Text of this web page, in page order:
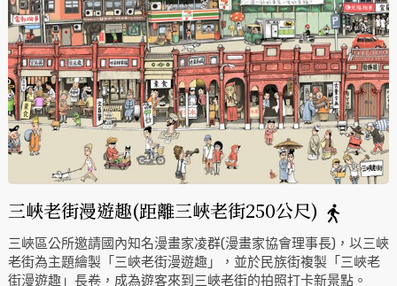
三峽老街漫遊趣(距離三峽老街250公尺)
三峽區公所邀請國內知名漫畫家凌群(漫畫家協會理事長)，以三峽
老街為主題繪製「三峽老街漫遊趣」，並於民族街複製「三峽老
街漫遊趣」長卷，成為遊客來到三峽老街的拍照打卡新景點。